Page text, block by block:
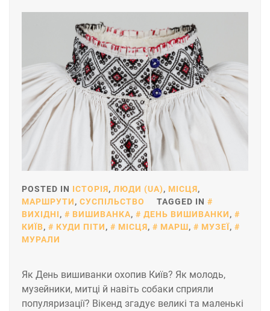
POSTED IN ІСТОРІЯ, ЛЮДИ (UA), МІСЦЯ,
МАРШРУТИ, СУСПІЛЬСТВО
TAGGED IN
ВИХІДНІ, ВИШИВАНКА, ДЕНЬ ВИШИВАНКИ,
КИЇВ, КУДИ ПІТИ, МІСЦЯ, МАРШ, МУЗЕЇ,
МУРАЛИ
Як День вишиванки охопив Київ? Як молодь,
музейники, митці й навіть собаки сприяли
популяризації? Вікенд згадує великі та маленькі